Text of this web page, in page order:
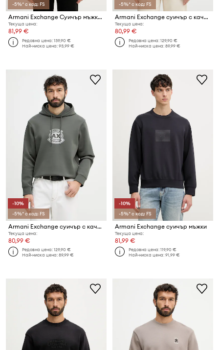
-5%* с код: FS
Armani Exchange Суичър мъжки памучен
Текуща цена:
81,99 €
Редовна цена:139,90 €
Най-ниска цена:93,99 €
-5%* с код: FS
Armani Exchange суичър с качулка мъжки
Текуща цена:
80,99 €
Редовна цена:129,90 €
Най-ниска цена:89,99 €
-10%
-5%* с код: FS
Armani Exchange суичър с качулка мъжки
Текуща цена:
80,99 €
Редовна цена:129,90 €
Най-ниска цена:89,99 €
-10%
-5%* с код: FS
Armani Exchange суичър мъжки
Текуща цена:
81,99 €
Редовна цена:119,90 €
Най-ниска цена:91,99 €